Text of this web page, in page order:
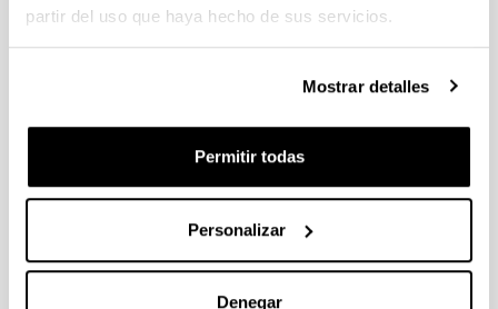
partir del uso que haya hecho de sus servicios.
Mostrar detalles
Permitir todas
Personalizar
Denegar
El plazo para presentar el impreso de cofinanciación para
de autorización del centro de investigación finaliza el 29 de
Ayudas para la realización de proyectos de investigación
básica y/o aplicada (PIBA) 2026
presentación: 10/06/2026)
Se ha publicado la convocatoria
4 5